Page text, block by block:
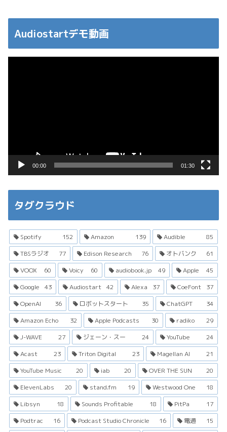
Audiostartデモ動画
00:00 01:30
タグクラウド
Spotify 152 Amazon 139 Audible
85
TBSラジオ
77 Edison Research 76 オトバンク
61
VOOX
60 Voicy 60 audiobook.jp 49 Apple
45
Google
43 Audiostart 42 Alexa 37 CoeFont
37
OpenAI
36 ロボットスタート 35 ChatGPT
34
Amazon Echo
32 Apple Podcasts 30 radiko
29
J-WAVE
27 ジェーン・スー 24 YouTube
24
Acast
23 Triton Digital 23 Magellan AI
21
YouTube Music
20 iab 20 OVER THE SUN
20
ElevenLabs
20 stand.fm 19 Westwood One
18
Libsyn
18 Sounds Profitable 18 PitPa
17
Podtrac
16 Podcast Studio Chronicle 16 電通
15